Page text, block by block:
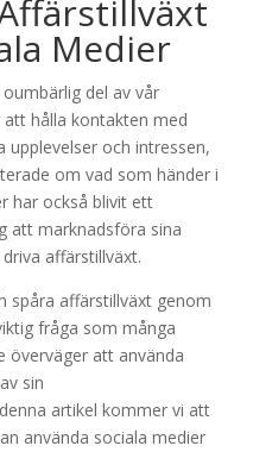
Medier
del av vår
hålla kontakten med
upplevelser och intressen,
om vad som händer i
har också blivit ett
att marknadsföra sina
affärstillväxt.
spåra affärstillväxt genom
fråga som många
överväger att använda
sin
artikel kommer vi att
använda sociala medier